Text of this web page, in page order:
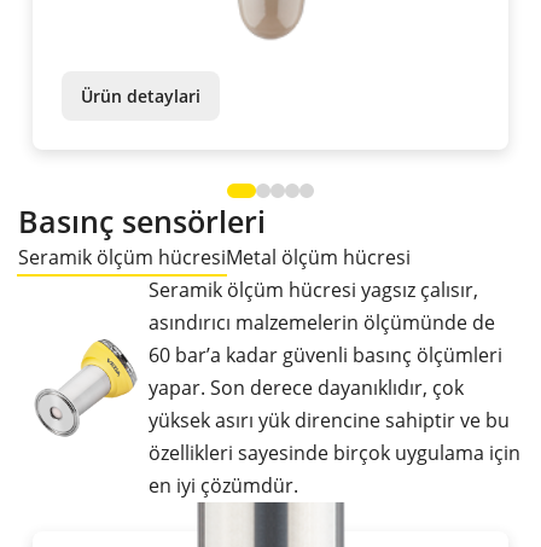
Ürün detaylari
Basınç sensörleri
Seramik ölçüm hücresiMetal ölçüm hücresi
Seramik ölçüm hücresi yagsız çalısır,
asındırıcı malzemelerin ölçümünde de
60 bar’a kadar güvenli basınç ölçümleri
yapar. Son derece dayanıklıdır, çok
yüksek asırı yük direncine sahiptir ve bu
özellikleri sayesinde birçok uygulama için
en iyi çözümdür.